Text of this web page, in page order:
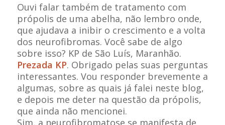
Ouvi falar também de tratamento com
própolis de uma abelha, não lembro onde,
que ajudava a inibir o crescimento e a volta
dos neurofibromas. Você sabe de algo
sobre isso? KP de São Luís, Maranhão.
Prezada KP. Obrigado pelas suas perguntas
interessantes. Vou responder brevemente a
algumas, sobre as quais já falei neste blog,
e depois me deter na questão da própolis,
que ainda não mencionei.
Sim, a neurofibromatose se manifesta de